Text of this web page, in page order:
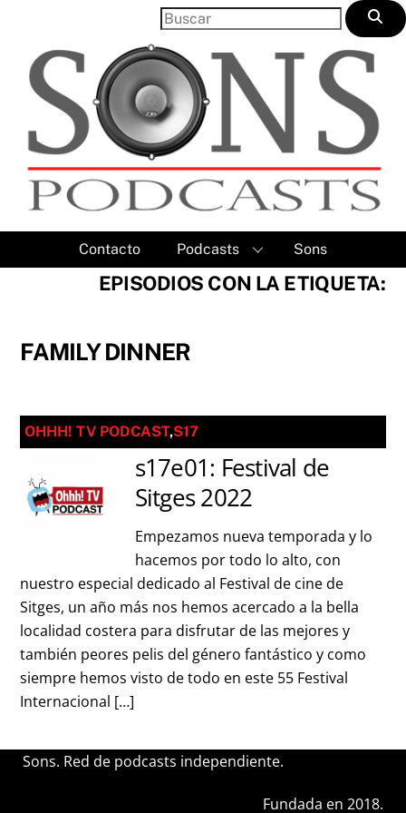
content
Contacto Podcasts Sons
EPISODIOS CON LA ETIQUETA:
FAMILY DINNER
OHHH! TV PODCAST,S17
s17e01: Festival de
Sitges 2022
Empezamos nueva temporada y lo
hacemos por todo lo alto, con
nuestro especial dedicado al Festival de cine de
Sitges, un año más nos hemos acercado a la bella
localidad costera para disfrutar de las mejores y
también peores pelis del género fantástico y como
siempre hemos visto de todo en este 55 Festival
Internacional […]
Sons. Red de podcasts independiente.
Fundada en 2018.